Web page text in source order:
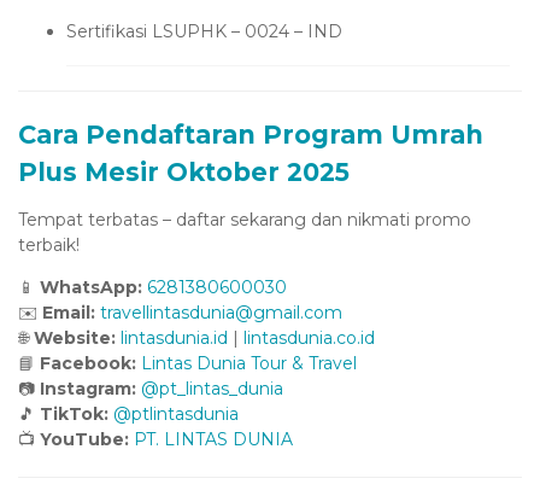
Sertifikasi LSUPHK – 0024 – IND
Cara Pendaftaran Program Umrah
Plus Mesir Oktober 2025
Tempat terbatas – daftar sekarang dan nikmati promo
terbaik!
📱 WhatsApp: 6281380600030
✉️ Email: travellintasdunia@gmail.com
🌐Website: lintasdunia.id | lintasdunia.co.id
📘 Facebook: Lintas Dunia Tour & Travel
📷 Instagram: @pt_lintas_dunia
🎵 TikTok: @ptlintasdunia
📺 YouTube: PT. LINTAS DUNIA